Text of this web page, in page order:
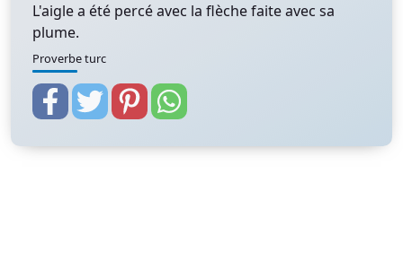
L'aigle a été percé avec la flèche faite avec sa
plume.
Proverbe turc